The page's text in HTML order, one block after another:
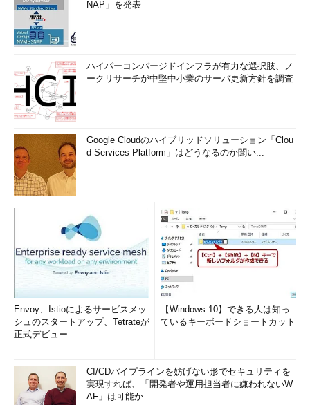
NAP」を発表
ハイパーコンバージドインフラが有力な選択肢、ノ
ークリサーチが中堅中小業のサーバ更新方針を調査
Google Cloudのハイブリッドソリューション「Clou
d Services Platform」はどうなるのか聞い...
Envoy、Istioによるサービスメッ
シュのスタートアップ、Tetrateが
正式デビュー
【Windows 10】できる人は知っ
ているキーボードショートカット
CI/CDパイプラインを妨げない形でセキュリティを
実現すれば、「開発者や運用担当者に嫌われないW
AF」は可能か